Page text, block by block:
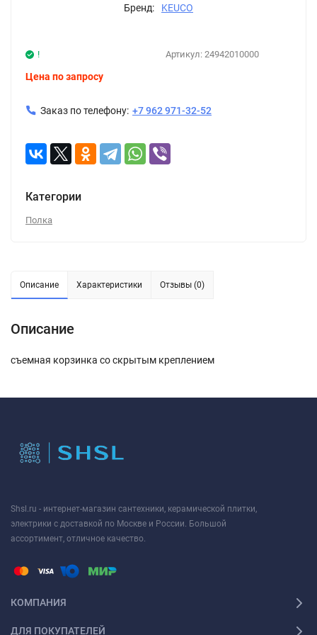
Бренд: KEUCO
Артикул: 24942010000
!
Цена по запросу
Заказ по телефону: +7 962 971-32-52
Категории
Полка
Описание Характеристики Отзывы (0)
Описание
съемная корзинка со скрытым креплением
Shsl.ru - интернет-магазин сантехники, керамической плитки,
электрики с доставкой по Москве и России. Большой
ассортимент, отличное качество.
КОМПАНИЯ
ДЛЯ ПОКУПАТЕЛЕЙ